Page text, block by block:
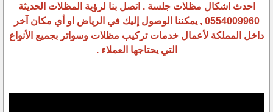
احدث اشكال مظلات جلسة . اتصل بنا لرؤية المظلات الحديثة
0554009960 , يمكننا الوصول إليك في الرياض او أي مكان آخر
داخل المملكة لأعمال خدمات تركيب مظلات وسواتر بجميع الأنواع
التي يحتاجها العملاء .